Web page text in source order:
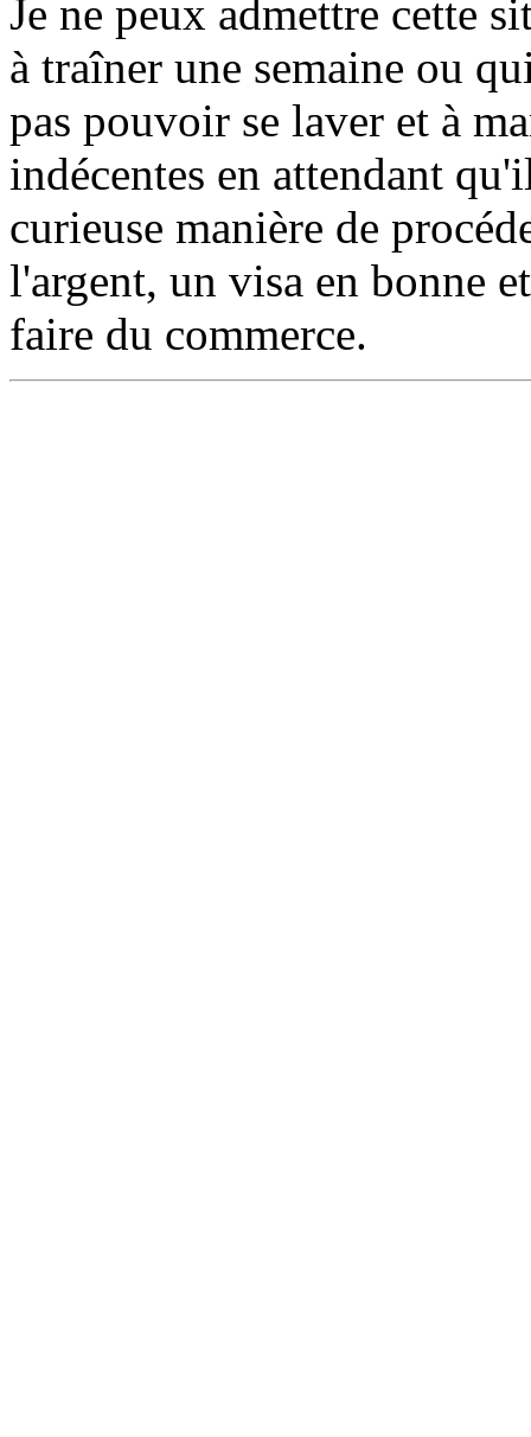
Je ne peux admettre cette
à traîner une semaine ou
pas pouvoir se laver et à
indécentes en attendant
curieuse manière de
l'argent, un visa en bonne
faire du commerce.